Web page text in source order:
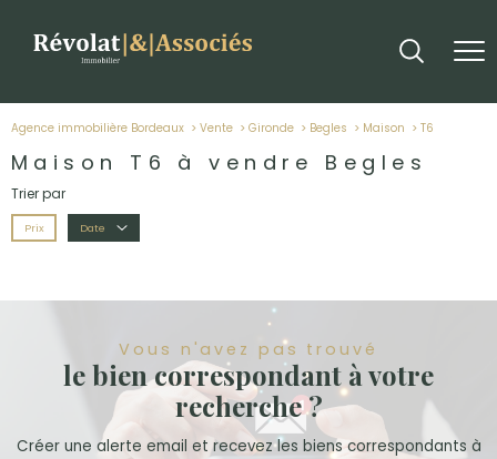
Agence immobilière Bordeaux Vente Gironde Begles Maison t6
Maison T6 à vendre Begles
Trier par
Prix Date
Vous n'avez pas trouvé
le bien correspondant à votre
recherche ?
Créer une alerte email et recevez les biens correspondants à